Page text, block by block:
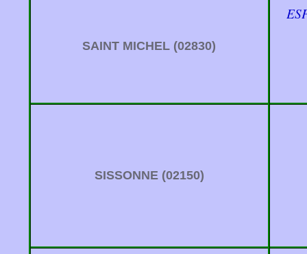
SAINT MICHEL (02830)
SISSONNE (02150)